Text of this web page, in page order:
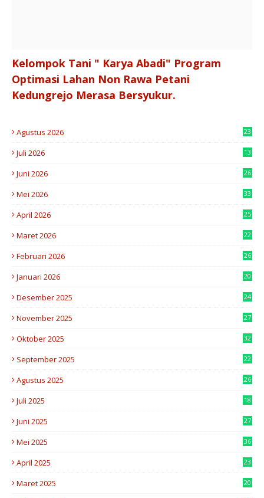
Kelompok Tani " Karya Abadi" Program
Optimasi Lahan Non Rawa Petani
Kedungrejo Merasa Bersyukur.
Agustus 2026 23
Juli 2026
13
Juni 2026
26
Mei 2026
33
April 2026
25
Maret 2026
22
Februari 2026
26
Januari 2026
20
Desember 2025
24
November 2025
27
Oktober 2025
32
September 2025
22
Agustus 2025
26
Juli 2025
18
Juni 2025
27
Mei 2025
36
April 2025
23
Maret 2025
20